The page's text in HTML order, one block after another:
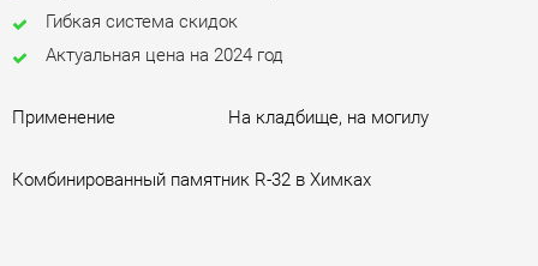
Гибкая система скидок
Актуальная цена на 2024 год
Применение На кладбище, на могилу
Комбинированный памятник R-32 в Химках